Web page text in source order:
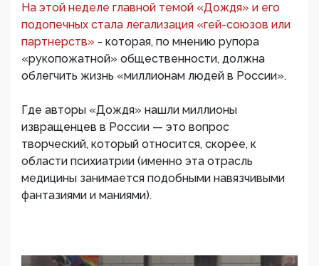
На этой неделе главной темой «Дождя» и его
подопечных стала легализация «гей-союзов или
партнерств» - которая, по мнению рупора
«рукопожатной» общественности, должна
облегчить жизнь «миллионам людей в России».
Где авторы «Дождя» нашли миллионы
извращенцев в России — это вопрос
творческий, который относится, скорее, к
области психиатрии (именно эта отрасль
медицины занимается подобными навязчивыми
фантазиями и маниями).